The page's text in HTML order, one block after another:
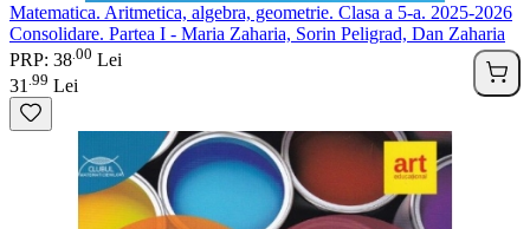
Matematica. Aritmetica, algebra, geometrie. Clasa a 5-a. 2025-2026
Consolidare. Partea I - Maria Zaharia, Sorin Peligrad, Dan Zaharia
PRP: 38 00 Lei
31 99 Lei